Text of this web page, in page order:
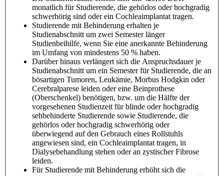
monatlich für Studierende, die gehörlos oder hochgradig
schwerhörig sind oder ein Cochleaimplantat tragen.
Studierende mit Behinderung erhalten je
Studienabschnitt um zwei Semester länger
Studienbeihilfe, wenn Sie eine anerkannte Behinderung
im Umfang von mindestens 50 % haben.
Darüber hinaus verlängert sich die Anspruchsdauer je
Studienabschnitt um ein Semester für Studierende, die an
bösartigen Tumoren, Leukämie, Morbus Hodgkin oder
Cerebralparese leiden oder eine Beinprothese
(Oberschenkel) benötigen, bzw. um die Hälfte der
vorgesehenen Studienzeit für blinde oder hochgradig
sehbehinderte Studierende sowie Studierende, die
gehörlos oder hochgradig schwerhörig oder
überwiegend auf den Gebrauch eines Rollstuhls
angewiesen sind, ein Cochleaimplantat tragen, in
Dialysebehandlung stehen oder an zystischer Fibrose
leiden.
Für Studierende mit Behinderung erhöht sich die